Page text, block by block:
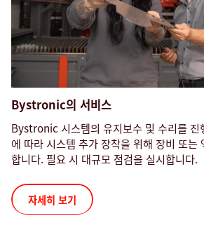
Bystronic의 서비스
Bystronic 시스템의 유지보수 및 수리를 진
에 따라 시스템 추가 장착을 위해 장비 또는
합니다. 필요 시 대규모 점검을 실시합니다.
자세히 보기